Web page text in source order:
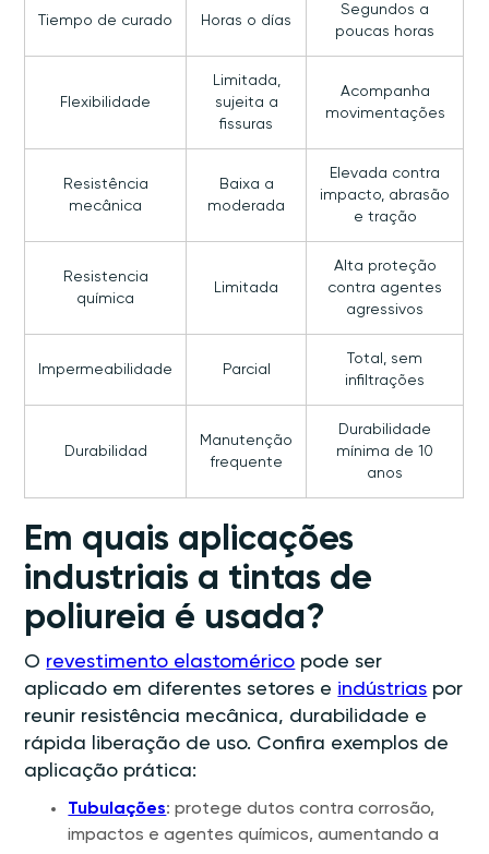
Tiempo de curado Horas o días
Segundos a
poucas horas
Flexibilidade
Limitada,
sujeita a
fissuras
Acompanha
movimentações
Resistência
mecânica
Baixa a
moderada
Elevada contra
impacto, abrasão
e tração
Resistencia
química
Limitada
Alta proteção
contra agentes
agressivos
Impermeabilidade Parcial
Total, sem
infiltrações
Durabilidad
Manutenção
frequente
Durabilidade
mínima de 10
anos
Em quais aplicações
industriais a tintas de
poliureia é usada?
O revestimento elastomérico pode ser
aplicado em diferentes setores e indústrias por
reunir resistência mecânica, durabilidade e
rápida liberação de uso. Confira exemplos de
aplicação prática:
Tubulações: protege dutos contra corrosão,
impactos e agentes químicos, aumentando a